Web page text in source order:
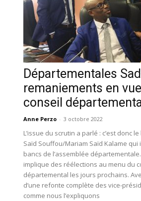
Départementales
remaniements en
conseil
Anne Perzo - 3 octobre 2022
L’issue du scrutin a parlé : c’est donc
Saïd Souffou/Mariam Saïd Kalame qui
bancs de l’assemblée
implique des réélections au menu du
départemental les jours prochains.
d’une refonte complète des vice-
comme nous l’expliquons